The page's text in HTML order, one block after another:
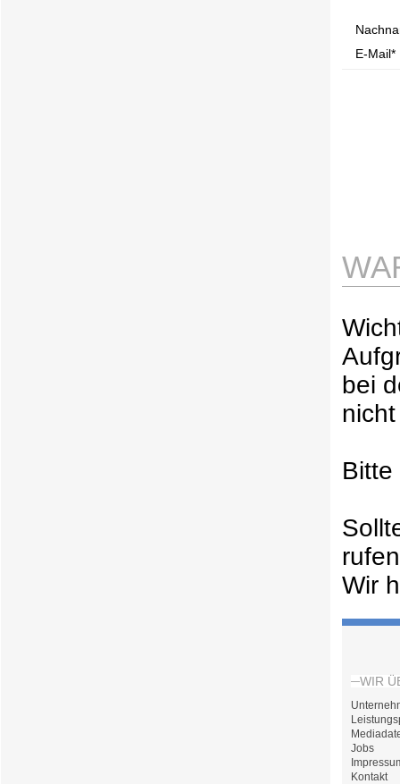
E-Mail*
bei
Wir
WIR
Jobs
Kontakt